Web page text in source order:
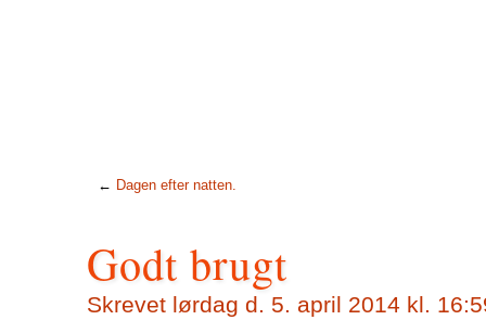
← Dagen efter natten.
Godt brugt
Skrevet lørdag d. 5. april 2014 kl.